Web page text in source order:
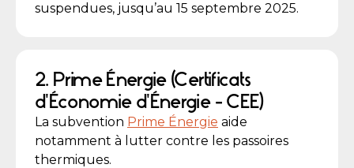
suspendues, jusqu’au 15 septembre 2025.
2. Prime Énergie (Certificats
d'Économie d'Énergie - CEE)
La subvention Prime Énergie aide
notamment à lutter contre les passoires
thermiques.